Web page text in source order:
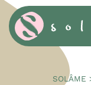
SOLÂME
Cookies